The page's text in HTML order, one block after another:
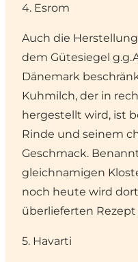
4. Esrom
Auch die
dem Gütesiegel
Dänemark
Kuhmilch, der in
hergestellt wird, ist
Rinde und seinem
Geschmack.
gleichnamigen
noch heute wird
überlieferten
5. Havarti